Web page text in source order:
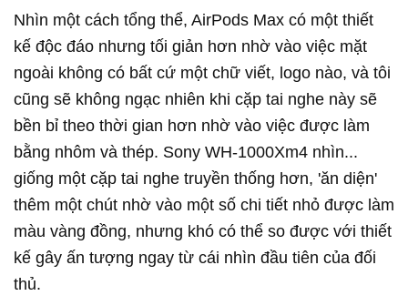
Nhìn một cách tổng thể, AirPods Max có một thiết
kế độc đáo nhưng tối giản hơn nhờ vào việc mặt
ngoài không có bất cứ một chữ viết, logo nào, và tôi
cũng sẽ không ngạc nhiên khi cặp tai nghe này sẽ
bền bỉ theo thời gian hơn nhờ vào việc được làm
bằng nhôm và thép. Sony WH-1000Xm4 nhìn...
giống một cặp tai nghe truyền thống hơn, 'ăn diện'
thêm một chút nhờ vào một số chi tiết nhỏ được làm
màu vàng đồng, nhưng khó có thể so được với thiết
kế gây ấn tượng ngay từ cái nhìn đầu tiên của đối
thủ.